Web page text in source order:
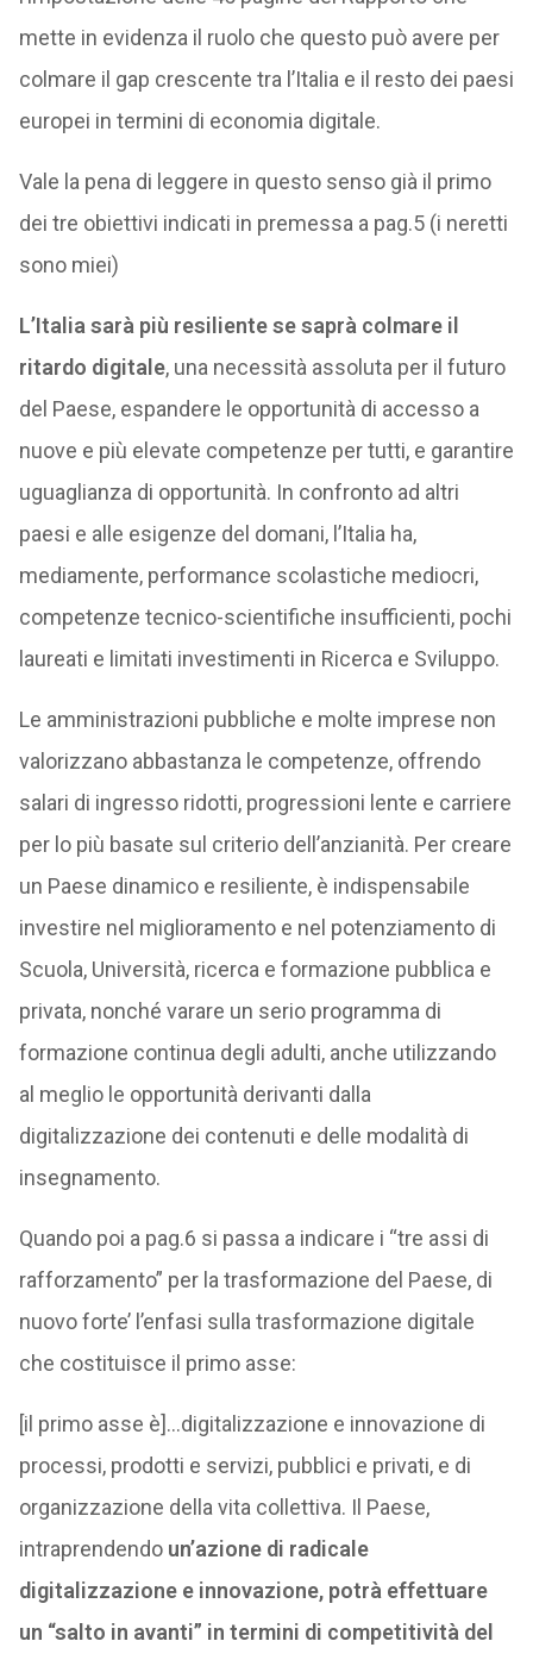
mette in evidenza il ruolo che questo può avere per
colmare il gap crescente tra l’Italia e il resto dei paesi
europei in termini di economia digitale.
Vale la pena di leggere in questo senso già il primo
dei tre obiettivi indicati in premessa a pag.5 (i neretti
sono miei)
L’Italia sarà più resiliente se saprà colmare il
ritardo digitale, una necessità assoluta per il futuro
del Paese, espandere le opportunità di accesso a
nuove e più elevate competenze per tutti, e garantire
uguaglianza di opportunità. In confronto ad altri
paesi e alle esigenze del domani, l’Italia ha,
mediamente, performance scolastiche mediocri,
competenze tecnico-scientifiche insufficienti, pochi
laureati e limitati investimenti in Ricerca e Sviluppo.
Le amministrazioni pubbliche e molte imprese non
valorizzano abbastanza le competenze, offrendo
salari di ingresso ridotti, progressioni lente e carriere
per lo più basate sul criterio dell’anzianità. Per creare
un Paese dinamico e resiliente, è indispensabile
investire nel miglioramento e nel potenziamento di
Scuola, Università, ricerca e formazione pubblica e
privata, nonché varare un serio programma di
formazione continua degli adulti, anche utilizzando
al meglio le opportunità derivanti dalla
digitalizzazione dei contenuti e delle modalità di
insegnamento.
Quando poi a pag.6 si passa a indicare i “tre assi di
rafforzamento” per la trasformazione del Paese, di
nuovo forte’ l’enfasi sulla trasformazione digitale
che costituisce il primo asse:
[il primo asse è]…digitalizzazione e innovazione di
processi, prodotti e servizi, pubblici e privati, e di
organizzazione della vita collettiva. Il Paese,
intraprendendo un’azione di radicale
digitalizzazione e innovazione, potrà effettuare
un “salto in avanti” in termini di competitività del